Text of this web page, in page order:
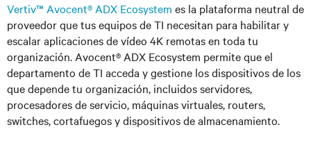
Vertiv™ Avocent® ADX Ecosystem es la plataforma neutral de
proveedor que tus equipos de TI necesitan para habilitar y
escalar aplicaciones de vídeo 4K remotas en toda tu
organización. Avocent® ADX Ecosystem permite que el
departamento de TI acceda y gestione los dispositivos de los
que depende tu organización, incluidos servidores,
procesadores de servicio, máquinas virtuales, routers,
switches, cortafuegos y dispositivos de almacenamiento.